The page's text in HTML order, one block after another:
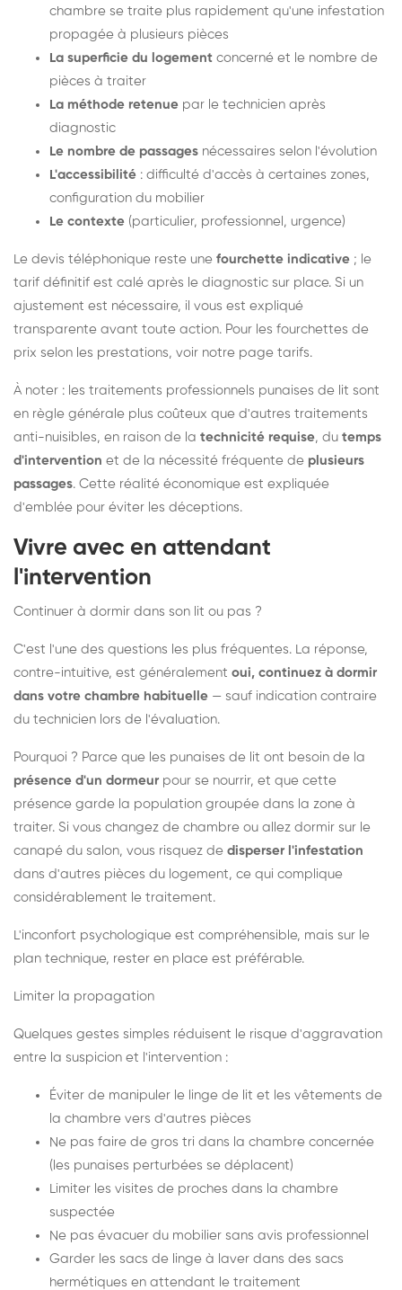
chambre se traite plus rapidement qu'une infestation
propagée à plusieurs pièces
La superficie du logement concerné et le nombre de
pièces à traiter
La méthode retenue par le technicien après
diagnostic
Le nombre de passages nécessaires selon l'évolution
L'accessibilité : difficulté d'accès à certaines zones,
configuration du mobilier
Le contexte (particulier, professionnel, urgence)
Le devis téléphonique reste une fourchette indicative ; le
tarif définitif est calé après le diagnostic sur place. Si un
ajustement est nécessaire, il vous est expliqué
transparente avant toute action. Pour les fourchettes de
prix selon les prestations, voir notre page tarifs.
À noter : les traitements professionnels punaises de lit sont
en règle générale plus coûteux que d'autres traitements
anti-nuisibles, en raison de la technicité requise, du temps
d'intervention et de la nécessité fréquente de plusieurs
passages. Cette réalité économique est expliquée
d'emblée pour éviter les déceptions.
Vivre avec en attendant
l'intervention
Continuer à dormir dans son lit ou pas ?
C'est l'une des questions les plus fréquentes. La réponse,
contre-intuitive, est généralement oui, continuez à dormir
dans votre chambre habituelle — sauf indication contraire
du technicien lors de l'évaluation.
Pourquoi ? Parce que les punaises de lit ont besoin de la
présence d'un dormeur pour se nourrir, et que cette
présence garde la population groupée dans la zone à
traiter. Si vous changez de chambre ou allez dormir sur le
canapé du salon, vous risquez de disperser l'infestation
dans d'autres pièces du logement, ce qui complique
considérablement le traitement.
L'inconfort psychologique est compréhensible, mais sur le
plan technique, rester en place est préférable.
Limiter la propagation
Quelques gestes simples réduisent le risque d'aggravation
entre la suspicion et l'intervention :
Éviter de manipuler le linge de lit et les vêtements de
la chambre vers d'autres pièces
Ne pas faire de gros tri dans la chambre concernée
(les punaises perturbées se déplacent)
Limiter les visites de proches dans la chambre
suspectée
Ne pas évacuer du mobilier sans avis professionnel
Garder les sacs de linge à laver dans des sacs
hermétiques en attendant le traitement